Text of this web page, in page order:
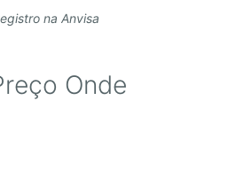
na Anvisa
Onde